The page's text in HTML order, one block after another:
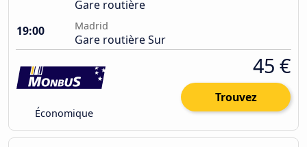
Gare routière
19:00
Madrid
Gare routière Sur
Économique
45 €
Trouvez